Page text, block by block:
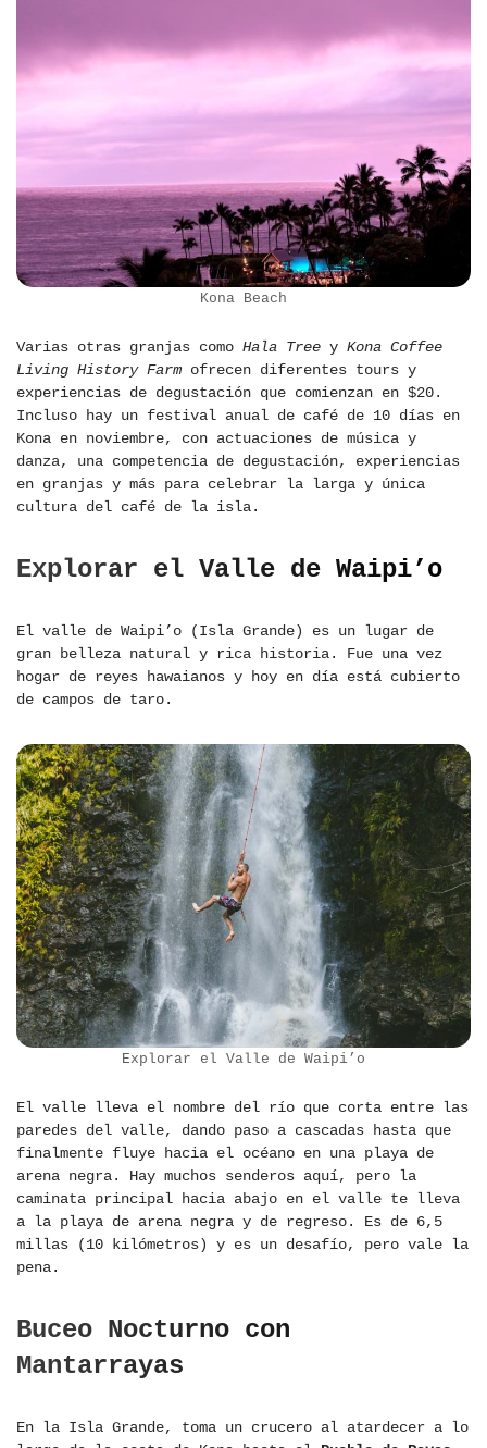
Kona Beach
Varias otras granjas como Hala Tree y Kona Coffee
Living History Farm ofrecen diferentes tours y
experiencias de degustación que comienzan en $20.
Incluso hay un festival anual de café de 10 días en
Kona en noviembre, con actuaciones de música y
danza, una competencia de degustación, experiencias
en granjas y más para celebrar la larga y única
cultura del café de la isla.
Explorar el Valle de Waipi’o
El valle de Waipi’o (Isla Grande) es un lugar de
gran belleza natural y rica historia. Fue una vez
hogar de reyes hawaianos y hoy en día está cubierto
de campos de taro.
Explorar el Valle de Waipi’o
El valle lleva el nombre del río que corta entre las
paredes del valle, dando paso a cascadas hasta que
finalmente fluye hacia el océano en una playa de
arena negra. Hay muchos senderos aquí, pero la
caminata principal hacia abajo en el valle te lleva
a la playa de arena negra y de regreso. Es de 6,5
millas (10 kilómetros) y es un desafío, pero vale la
pena.
Buceo Nocturno con
Mantarrayas
En la Isla Grande, toma un crucero al atardecer a lo